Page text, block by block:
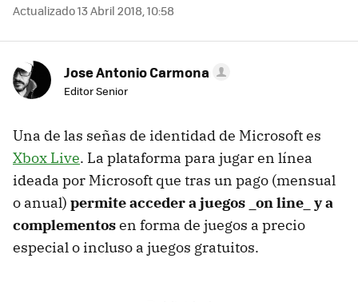
Actualizado 13 Abril 2018, 10:58
Jose Antonio Carmona
Editor Senior
Una de las señas de identidad de Microsoft es
Xbox Live. La plataforma para jugar en línea
ideada por Microsoft que tras un pago (mensual
o anual) permite acceder a juegos _on line_ y a
complementosen forma de juegos a precio
especial o incluso a juegos gratuitos.